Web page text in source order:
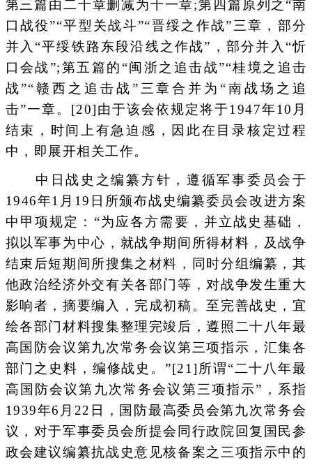
第三篇由二十章删减为十一章;第四篇原列之“南
口战役”“平型关战斗”“晋绥之作战”三章，部分
并入“平绥铁路东段沿线之作战”，部分并入“忻
口会战”;第五篇的“闽浙之追击战”“桂境之追击
战”“赣西之追击战”三章合并为“南战场之追
击”一章。[20]由于该会依规定将于1947年10月
结束，时间上有急迫感，因此在目录核定过程
中，即展开相关工作。
中日战史之编纂方针，遵循军事委员会于
1946年1月19日所颁布战史编纂委员会改进方案
中甲项规定：“为应各方需要，并立战史基础，
拟以军事为中心，就战争期间所得材料，及战争
结束后短期间所搜集之材料，同时分组编纂，其
他政治经济外交有关各部门等，对战争发生重大
影响者，摘要编入，完成初稿。至完善战史，宜
绘各部门材料搜集整理完竣后，遵照二十八年最
高国防会议第九次常务会议第三项指示，汇集各
部门之史料，编修战史。”[21]所谓“二十八年最
高国防会议第九次常务会议第三项指示”，系指
1939年6月22日，国防最高委员会第九次常务会
议，对于军事委员会所提会同行政院回复国民参
政会建议编纂抗战史意见核备案之三项指示中的